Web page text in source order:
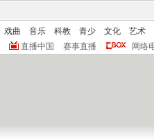
戏曲 音乐 科教 青少 文化
艺术
直播中国 赛事直播 网络